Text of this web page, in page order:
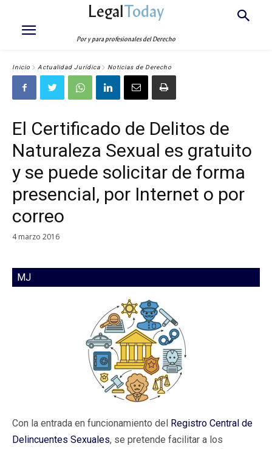
LegalToday
Por y para profesionales del Derecho
Inicio Actualidad Jurídica Noticias de Derecho
El Certificado de Delitos de
Naturaleza Sexual es gratuito
y se puede solicitar de forma
presencial, por Internet o por
correo
4 marzo 2016
MJ
Con la entrada en funcionamiento del Registro Central de
Delincuentes Sexuales, se pretende facilitar a los